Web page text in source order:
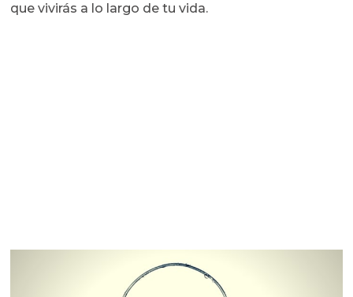
que vivirás a lo largo de tu vida.